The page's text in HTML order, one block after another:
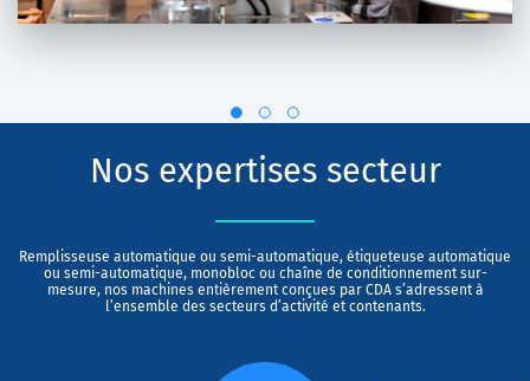
Nos expertises secteur
Remplisseuse automatique ou semi-automatique, étiqueteuse automatique
ou semi-automatique, monobloc ou chaîne de conditionnement sur-
mesure, nos machines entièrement conçues par CDA s’adressent à
l’ensemble des secteurs d’activité et contenants.